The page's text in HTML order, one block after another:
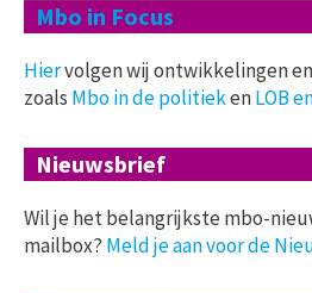
Mbo in Focus
Hiervolgen wij ontwikkelingen
zoals Mbo in de politiekenLOB
Nieuwsbrief
Wil je het belangrijkste mbo-
mailbox? Meld je aan voor de